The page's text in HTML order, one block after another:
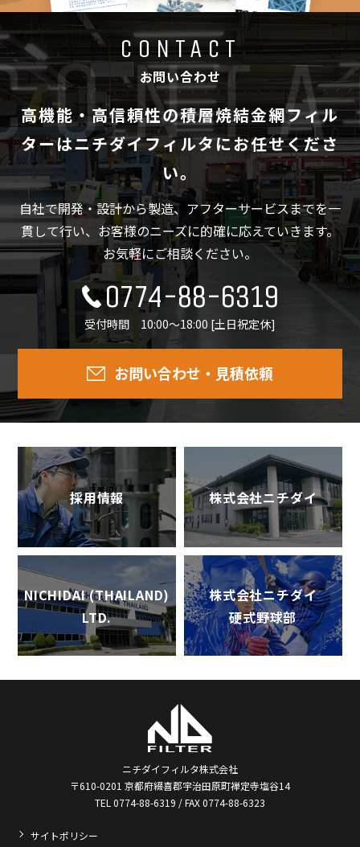
CONTACT
お問い合わせ
高機能・高信頼性の積層焼結金網フィル
ターはニチダイフィルタにお任せくださ
い。
自社で開発・設計から製造、アフターサービスまでを一
貫して行い、お客様のニーズに的確に応えていきます。
お気軽にご相談ください。
0774-88-6319
受付時間 10:00～18:00 [土日祝定休]
お問い合わせ・見積依頼
採用情報 株式会社ニチダイ
NICHIDAI (THAILAND)
LTD.
株式会社ニチダイ
硬式野球部
ニチダイフィルタ株式会社
〒610-0201 京都府綴喜郡宇治田原町禅定寺塩谷14
TEL 0774-88-6319 / FAX 0774-88-6323
サイトポリシー